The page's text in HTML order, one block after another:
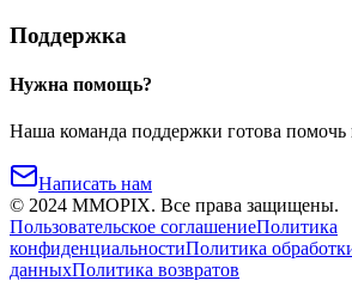
Поддержка
Нужна помощь?
Наша команда поддержки готова
Написать нам
© 2024 MMOPIX. Все права защищены.
Пользовательское соглашениеПолитика
конфиденциальностиПолитика
данныхПолитика возвратов